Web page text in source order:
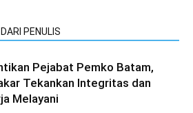
DARI PENULIS
Pejabat Pemko Batam,
Tekankan Integritas dan
Melayani